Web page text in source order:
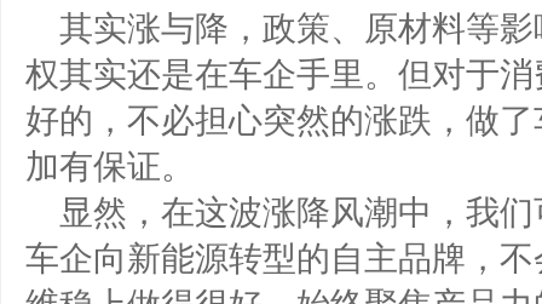
其实涨与降，政策、原材料等
权其实还是在车企手里。但对于
好的，不必担心突然的涨跌，做
加有保证。
显然，在这波涨降风潮中，我
车企向新能源转型的自主品牌，